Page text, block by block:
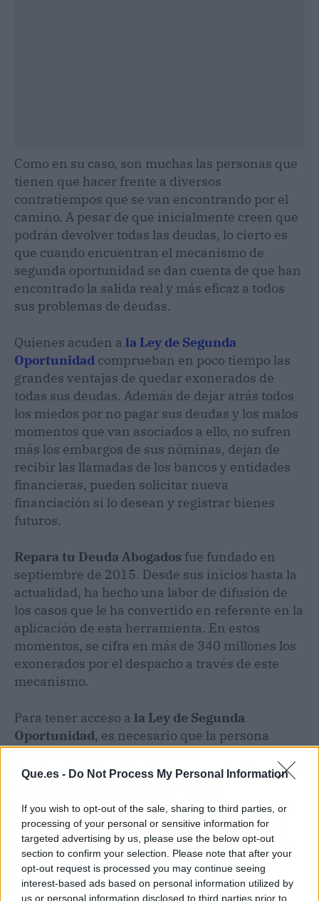
Que.es - Do Not Process My Personal Information
If you wish to opt-out of the sale, sharing to third parties, or
processing of your personal or sensitive information for
targeted advertising by us, please use the below opt-out
section to confirm your selection. Please note that after your
opt-out request is processed you may continue seeing
interest-based ads based on personal information utilized by
us or personal information disclosed to third parties prior to
Como en su caso, son muchas las personas que
tienen que hacer frente a diversos
contratiempos que se van encontrando por el
camino. A pesar de que inicialmente creen que
podrán devolver todas las deudas, lo cierto es
que cuando encuentran el mecanismo de
segunda oportunidad se dan cuenta de que han
encontrado la salida real y más eficaz a todos
sus problemas de deudas.
Quienes acuden a la Ley de Segunda
Oportunidad comprueban en poco tiempo las
grandes ventajas de quedar exonerados de
todas sus deudas. Además de dejar atrás todos
los miedos por no pagar sus deudas y los malos
momentos que van asociados a ello, no sufren
más los embargos de sus nóminas, dejan de
recibir las llamadas de los bancos y entidades
financieras, pueden solicitar nueva
financiación si lo desean y registrar bienes
futuros.
Repara tu Deuda Abogados fue fundado en
septiembre de 2015. Desde sus inicios hasta la
actualidad, ha hecho una labor de difusión de
los casos que le ha convertido en referente en la
aplicación de esta herramienta. En estos
momentos, se cifra en más de 340 millones los
exonerados por el despacho a través de este
mecanismo.
Para tener acceso a la Ley de Segunda
Oportunidad, es necesario que la persona
cumpla una serie de requisitos
imprescindibles. Básicamente, es fundamental
documentación pertinente para validar que no
puede pagar sus deudas, lo cual significa que
está actuando de buena fe. Además, no puede
haber sido condenado por delitos de orden
socioeconómico en los diez últimos años ni
haberse acogido al proceso los cinco años